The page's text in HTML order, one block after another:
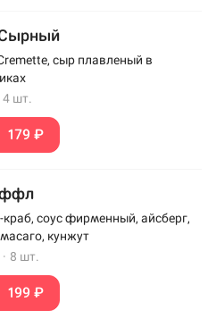
сыр плавленый в
4 шт.
179 ₽
соус фирменный, айсберг,
кунжут
· 8 шт.
199 ₽